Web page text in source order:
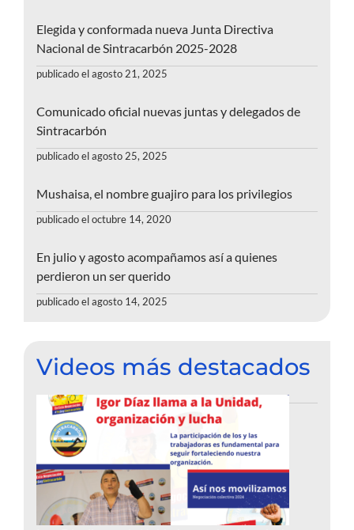
Elegida y conformada nueva Junta Directiva
Nacional de Sintracarbón 2025-2028
publicado el agosto 21, 2025
Comunicado oficial nuevas juntas y delegados de
Sintracarbón
publicado el agosto 25, 2025
Mushaisa, el nombre guajiro para los privilegios
publicado el octubre 14, 2020
En julio y agosto acompañamos así a quienes
perdieron un ser querido
publicado el agosto 14, 2025
Videos más destacados